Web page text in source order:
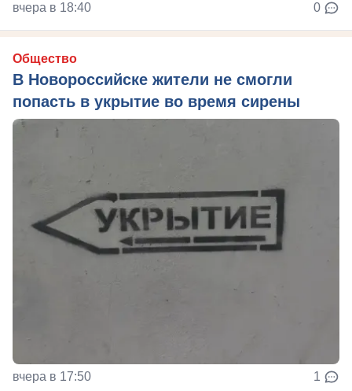
вчера в 18:40 0
Общество
В Новороссийске жители не смогли
попасть в укрытие во время сирены
вчера в 17:50 1